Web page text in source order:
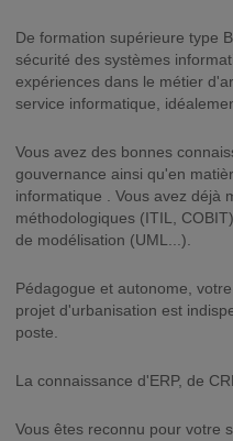
De formation supérieure type
sécurité des systèmes
expériences dans le métier
service informatique,
Vous avez des bonnes
gouvernance ainsi qu'en
informatique . Vous avez déjà
méthodologiques (ITIL,
de modélisation (UML...).
Pédagogue et autonome,
projet d'urbanisation est
poste.
La connaissance d'ERP, de
Vous êtes reconnu pour votre